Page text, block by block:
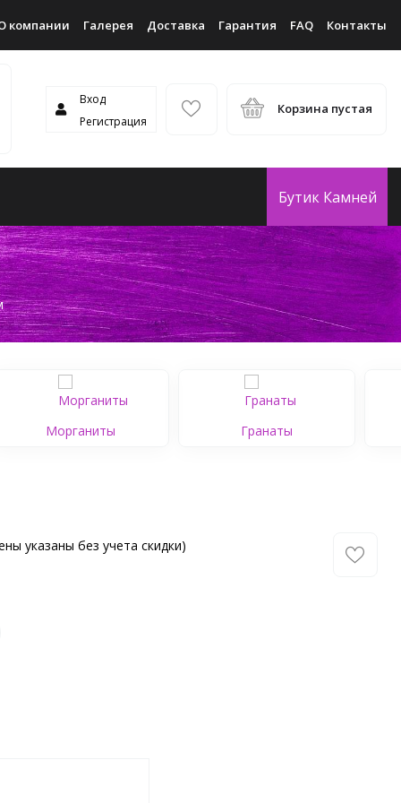
компании Галерея Доставка Гарантия FAQ Контакты
Вход
Регистрация
Корзина пустая
Бутик Камней
Морганиты Гранаты
указаны без учета скидки)